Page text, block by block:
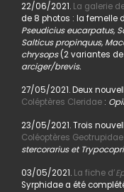
22/06/2021. La galerie
de 8 photos : la femelle
Pseudicius eucarpatus,
Salticus propinquus,
chrysops(2 variantes
arciger/brevis.
27/05/2021. Deux
Coléptères Cleridae:
23/05/2021. Trois
Coléoptères Geotrupidae
stercorarius et
03/05/2021. La fiche d’
Syrphidae a été